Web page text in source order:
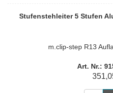
Stufenstehleiter 5 Stufen
m.clip-step R13
Art. Nr.: